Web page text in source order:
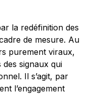
la redéfinition des
de mesure. Au
purement viraux,
des signaux qui
Il s’agit, par
l’engagement